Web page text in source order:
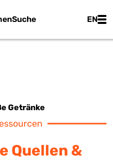
Suche EN
Getränke
Quellen &